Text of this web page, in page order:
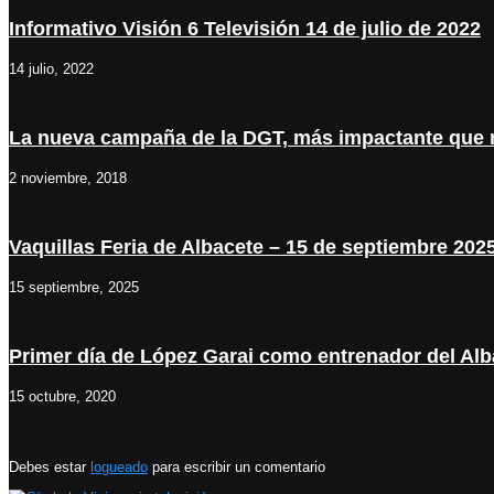
Informativo Visión 6 Televisión 14 de julio de 2022
14 julio, 2022
La nueva campaña de la DGT, más impactante que
2 noviembre, 2018
Vaquillas Feria de Albacete – 15 de septiembre
15 septiembre, 2025
Primer día de López Garai como entrenador del
15 octubre, 2020
Debes estar logueado para escribir un comentario